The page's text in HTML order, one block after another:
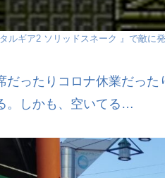
ルギア2 ソリッドスネーク 』で敵に
だったりコロナ休業だっ
。しかも、空いてる…